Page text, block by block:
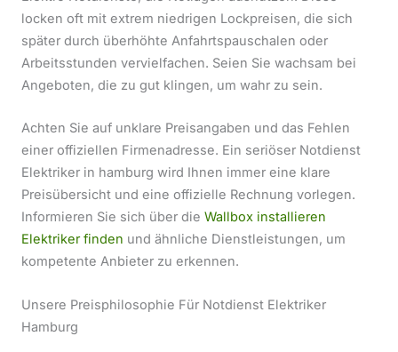
locken oft mit extrem niedrigen Lockpreisen, die sich
später durch überhöhte Anfahrtspauschalen oder
Arbeitsstunden vervielfachen. Seien Sie wachsam bei
Angeboten, die zu gut klingen, um wahr zu sein.
Achten Sie auf unklare Preisangaben und das Fehlen
einer offiziellen Firmenadresse. Ein seriöser Notdienst
Elektriker in hamburg wird Ihnen immer eine klare
Preisübersicht und eine offizielle Rechnung vorlegen.
Informieren Sie sich über die Wallbox installieren
Elektriker finden und ähnliche Dienstleistungen, um
kompetente Anbieter zu erkennen.
Unsere Preisphilosophie Für Notdienst Elektriker
Hamburg